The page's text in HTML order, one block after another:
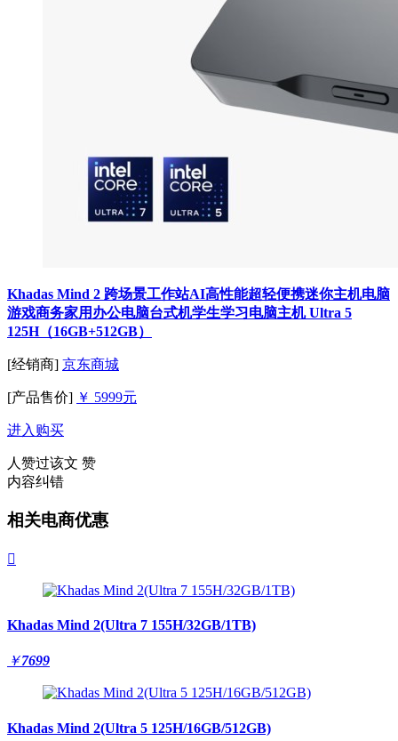
Khadas Mind 2 跨场景工作站AI高性能超轻便携迷你主机电脑
游戏商务家用办公电脑台式机学生学习电脑主机 Ultra 5
125H（16GB+512GB）
[经销商] 京东商城
[产品售价] ￥ 5999元
进入购买
人赞过该文 赞
内容纠错
相关电商优惠

Khadas Mind 2(Ultra 7 155H/32GB/1TB)
￥7699
Khadas Mind 2(Ultra 5 125H/16GB/512GB)